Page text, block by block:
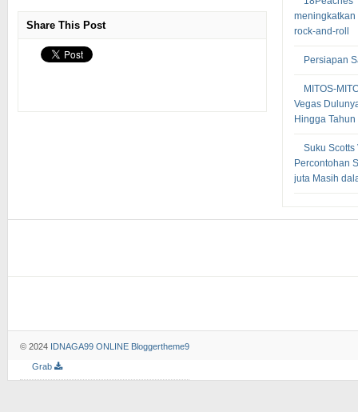
Share This Post
rock-and-roll
Persiapan
MITOS-
Vegas
Hingga
Suku
Percontohan
juta Masih
© 2024 IDNAGA99 ONLINE Bloggertheme9
Grab